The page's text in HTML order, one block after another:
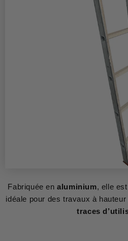
Fabriquée enaluminium, elle
idéale pour des travaux à
traces